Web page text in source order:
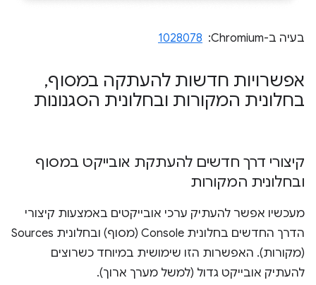
בעיה ב-Chromium: ‏ 1028078
אפשרויות חדשות להעתקה במסוף,
בחלונית המקורות ובחלונית הסגנונות
קיצורי דרך חדשים להעתקת אובייקט במסוף
ובחלונית המקורות
מעכשיו אפשר להעתיק ערכי אובייקטים באמצעות קיצורי
הדרך החדשים בחלונית Console (מסוף) ובחלונית Sources
(מקורות). האפשרות הזו שימושית במיוחד כשרוצים
להעתיק אובייקט גדול (למשל מערך ארוך).